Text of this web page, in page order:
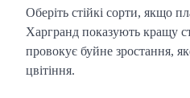
Оберіть стійкі сорти, якщо
Харгранд показують кращу
провокує буйне зростання,
цвітіння.